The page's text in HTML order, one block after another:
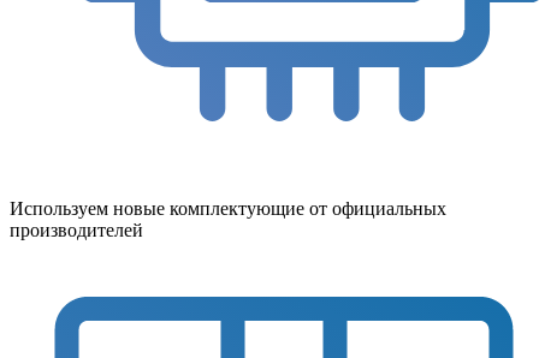
Используем новые комплектующие от официальных
производителей